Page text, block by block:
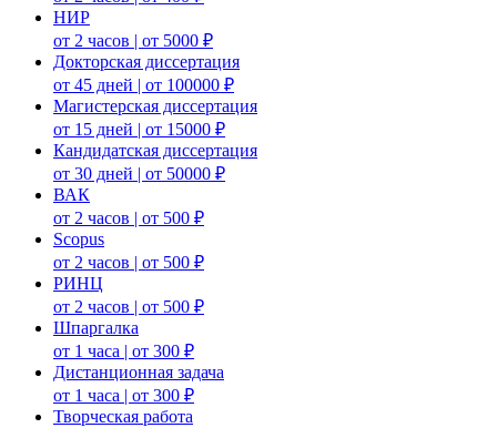
НИР
от 2 часов | от 5000 ₽
Докторская диссертация
от 45 дней | от 100000 ₽
Магистерская диссертация
от 15 дней | от 15000 ₽
Кандидатская диссертация
от 30 дней | от 50000 ₽
ВАК
от 2 часов | от 500 ₽
Scopus
от 2 часов | от 500 ₽
РИНЦ
от 2 часов | от 500 ₽
Шпаргалка
от 1 часа | от 300 ₽
Дистанционная задача
от 1 часа | от 300 ₽
Творческая работа